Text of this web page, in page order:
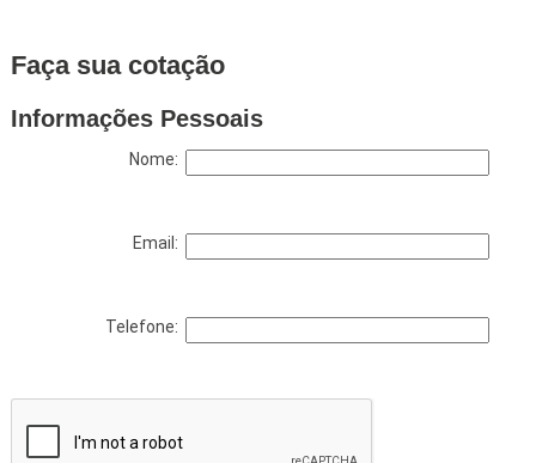
Faça sua cotação
Informações Pessoais
Nome:
Email:
Telefone: